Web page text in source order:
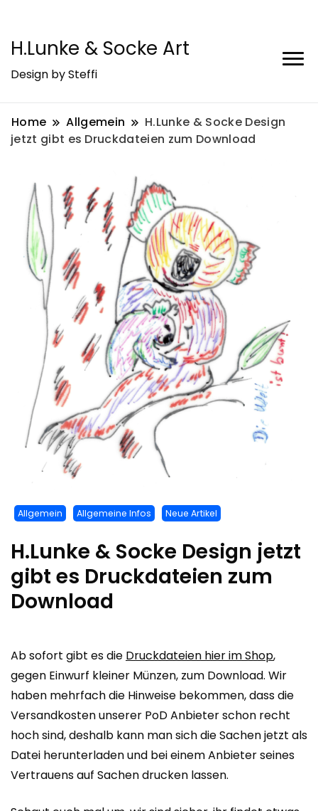
H.Lunke & Socke Art
Design by Steffi
Home Allgemein
H.Lunke & Socke Design
jetzt gibt es Druckdateien zum Download
Allgemein Allgemeine Infos Neue Artikel
H.Lunke & Socke Design jetzt
gibt es Druckdateien zum
Download
Ab sofort gibt es die Druckdateien hier im Shop,
gegen Einwurf kleiner Münzen, zum Download. Wir
haben mehrfach die Hinweise bekommen, dass die
Versandkosten unserer PoD Anbieter schon recht
hoch sind, deshalb kann man sich die Sachen jetzt als
Datei herunterladen und bei einem Anbieter seines
Vertrauens auf Sachen drucken lassen.